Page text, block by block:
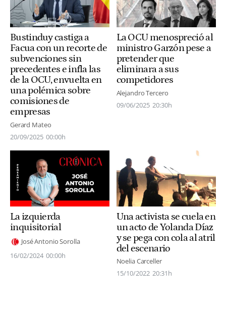
Bustinduy castiga a
Facua con un recorte de
subvenciones sin
precedentes e infla las
de la OCU, envuelta en
una polémica sobre
comisiones de
empresas
Gerard Mateo
20/09/2025 00:00h
La OCU menospreció al
ministro Garzón pese a
pretender que
eliminara a sus
competidores
Alejandro Tercero
09/06/2025 20:30h
La izquierda
inquisitorial
José Antonio Sorolla
16/02/2024 00:00h
Una activista se cuela en
un acto de Yolanda Díaz
y se pega con cola al atril
del escenario
Noelia Carceller
15/10/2022 20:31h